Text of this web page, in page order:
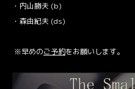
・内山勝夫 (b)
・森由紀夫 (ds)
※早めのご予約をお願いします。